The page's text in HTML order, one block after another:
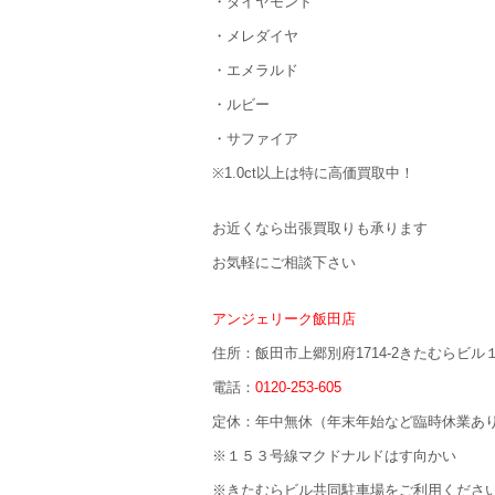
・メレダイヤ
・エメラルド
・ルビー
・サファイア
※1.0ct以上は特に高価買取中！
お近くなら出張買取りも承ります
お気軽にご相談下さい
アンジェリーク飯田店
住所：飯田市上郷別府1714-2きたむらビル
電話： 0120-253-605
定休：年中無休（年末年始など臨時休業あり
※１５３号線マクドナルドはす向かい
※きたむらビル共同駐車場をご利用くださ